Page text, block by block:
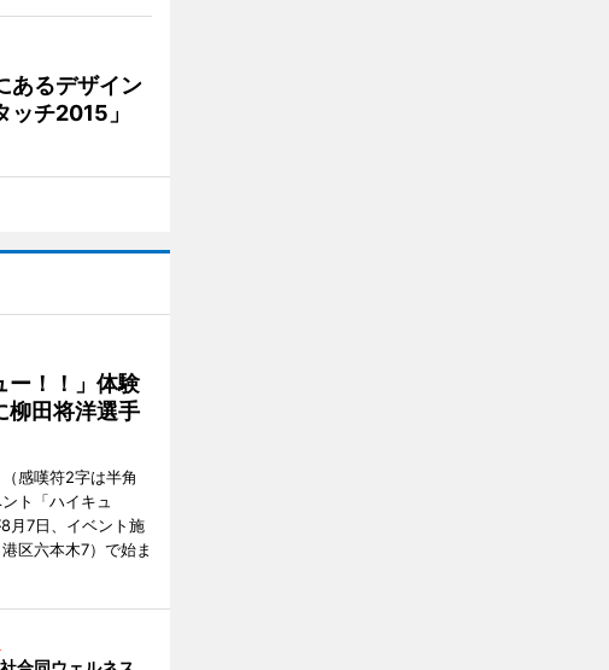
あるデザイン
ッチ2015」
ー！！」体験
田将洋選手
感嘆符2字は半角
ト「ハイキュ
月7日、イベント施
区六本木7）で始ま